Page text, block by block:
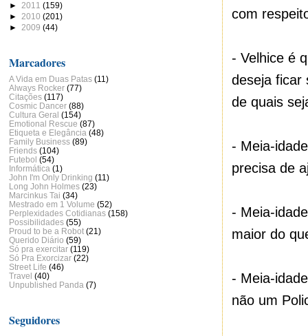
com
- Velhice é
deseja ficar
de quais
- Meia-
precisa de
- Meia-
maior do
- Meia-
não um
► 2011 (159)
► 2010 (201)
► 2009 (44)
Marcadores
A Vida em Duas Patas (11)
Always Rocker (77)
Citações (117)
Cosmic Dancer (88)
Cultura Geral (154)
Emotional Rescue (87)
Etiqueta e Elegância (48)
Family Business (89)
Friends (104)
Futebol (54)
Informática (1)
John I'm Only Drinking (11)
Long John Holmes (23)
Marcinkus Tai (34)
Mestrado em 1 Volume (52)
Perplexidades Cotidianas (158)
Possibilidades (55)
Proud to be a Robot (21)
Querido Diário (59)
Só pra exercitar (119)
Só Pra Exorcizar (22)
Street Life (46)
Travel (40)
Unpublished Panda (7)
Seguidores